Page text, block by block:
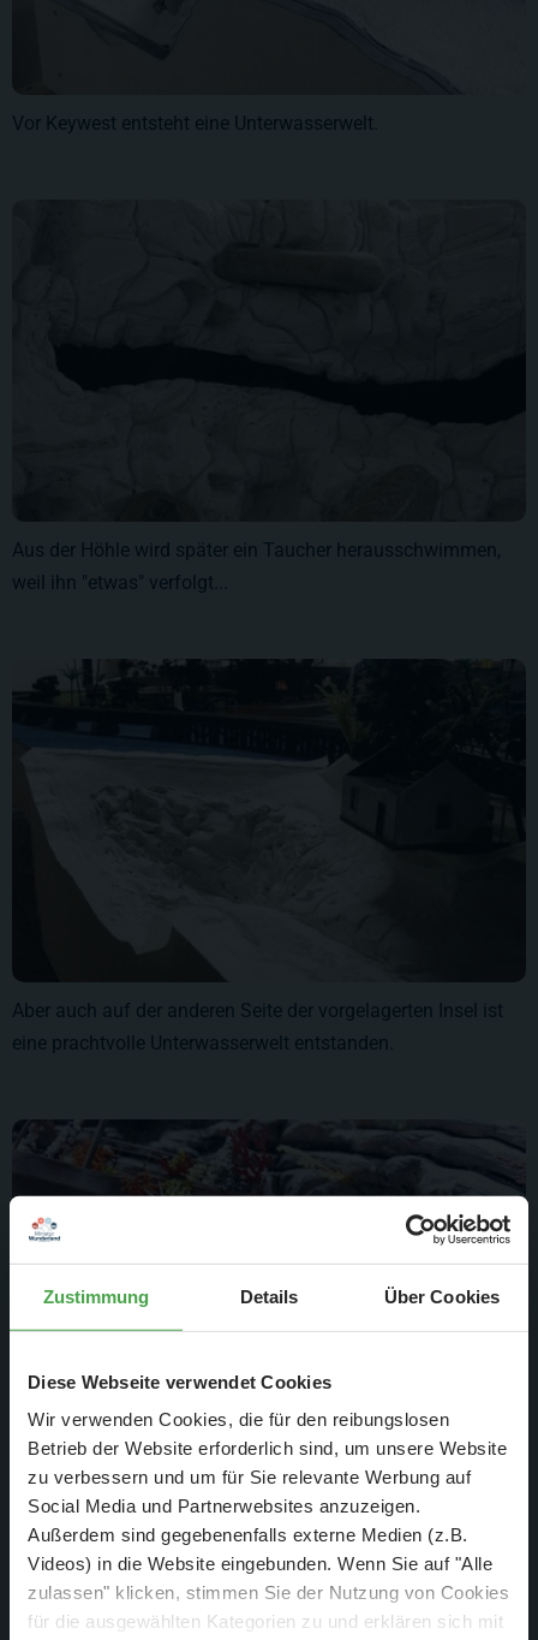
Zustimmung Details Über Cookies
Diese Webseite verwendet Cookies
Wir verwenden Cookies, die für den reibungslosen
Betrieb der Website erforderlich sind, um unsere Website
zu verbessern und um für Sie relevante Werbung auf
Social Media und Partnerwebsites anzuzeigen.
Außerdem sind gegebenenfalls externe Medien (z.B.
Videos) in die Website eingebunden. Wenn Sie auf "Alle
zulassen" klicken, stimmen Sie der Nutzung von Cookies
für die ausgewählten Kategorien zu und erklären sich mit
Vor Keywest entsteht eine Unterwasserwelt.
Aus der Höhle wird später ein Taucher herausschwimmen,
weil ihn "etwas" verfolgt...
Aber auch auf der anderen Seite der vorgelagerten Insel ist
eine prachtvolle Unterwasserwelt entstanden.
Das versunkene Schiff bietet Korallen, Seeanemonen,
Kraken, Fischen